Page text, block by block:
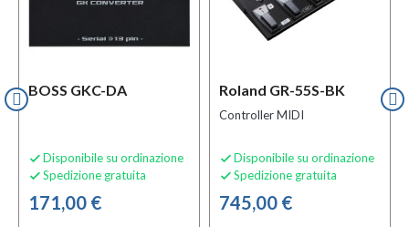
BOSS GKC-DA
 Disponibile su ordinazione
 Spedizione gratuita
171,00 €
Roland GR-55S-BK
Controller MIDI
 Disponibile su ordinazione
 Spedizione gratuita
745,00 €